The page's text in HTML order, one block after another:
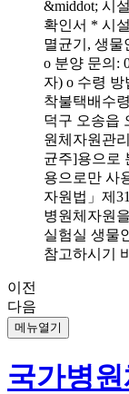
&middot; 시
확인서 * 시
멸균기, 생물
o 분양 문의:
자) o 수령
착불택배수
덕구 오송읍
원체자원관
균주]용으로
용으로만 사
자원법」제
병원체자원
실험실 생물
참고하시기
이전
다음
메뉴열기
국가병